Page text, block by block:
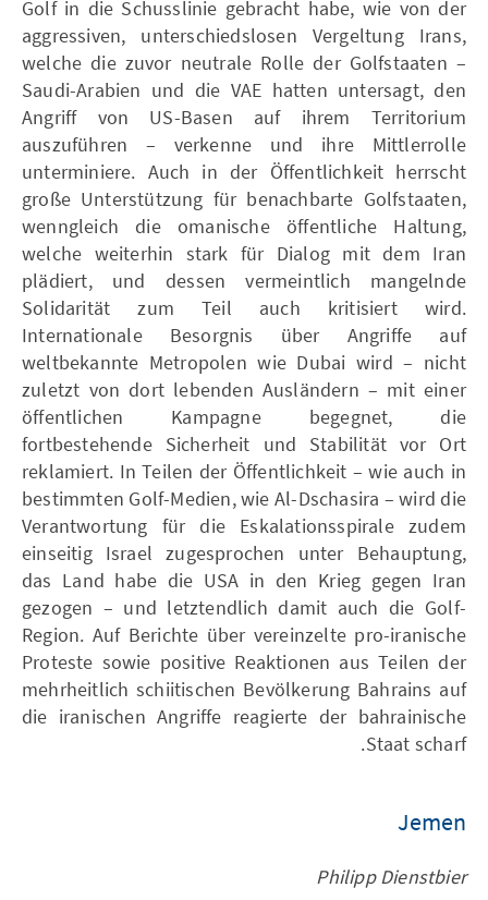
Golf in die Schusslinie gebracht habe, wie von der
aggressiven, unterschiedslosen Vergeltung Irans,
welche die zuvor neutrale Rolle der Golfstaaten –
Saudi-Arabien und die VAE hatten untersagt, den
Angriff von US-Basen auf ihrem Territorium
auszuführen – verkenne und ihre Mittlerrolle
unterminiere. Auch in der Öffentlichkeit herrscht
große Unterstützung für benachbarte Golfstaaten,
wenngleich die omanische öffentliche Haltung,
welche weiterhin stark für Dialog mit dem Iran
plädiert, und dessen vermeintlich mangelnde
Solidarität zum Teil auch kritisiert wird.
Internationale Besorgnis über Angriffe auf
weltbekannte Metropolen wie Dubai wird – nicht
zuletzt von dort lebenden Ausländern – mit einer
öffentlichen Kampagne begegnet, die
fortbestehende Sicherheit und Stabilität vor Ort
reklamiert. In Teilen der Öffentlichkeit – wie auch in
bestimmten Golf-Medien, wie Al-Dschasira – wird die
Verantwortung für die Eskalationsspirale zudem
einseitig Israel zugesprochen unter Behauptung,
das Land habe die USA in den Krieg gegen Iran
gezogen – und letztendlich damit auch die Golf-
Region. Auf Berichte über vereinzelte pro-iranische
Proteste sowie positive Reaktionen aus Teilen der
mehrheitlich schiitischen Bevölkerung Bahrains auf
die iranischen Angriffe reagierte der bahrainische
Staat scharf.
Jemen
Philipp Dienstbier